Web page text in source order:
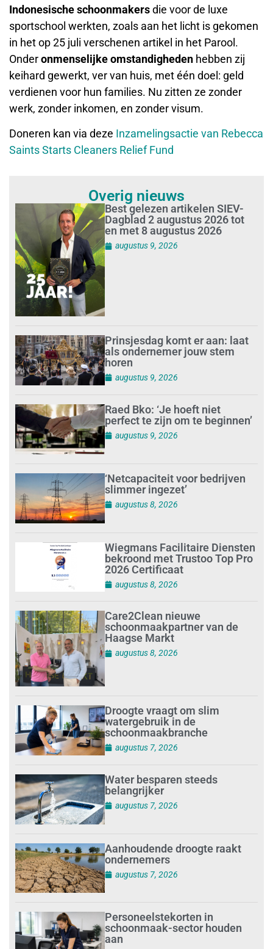
Indonesische schoonmakersdie voor de luxe
sportschool werkten, zoals aan het licht is gekomen
in het op 25 juli verschenen artikel in het Parool.
Onderonmenselijke omstandigheden hebben zij
keihard gewerkt, ver van huis, met één doel: geld
verdienen voor hun families. Nu zitten ze zonder
werk, zonder inkomen, en zonder visum.
Doneren kan via deze Inzamelingsactie van Rebecca
Saints Starts Cleaners Relief Fund
Overig nieuws
Best gelezen artikelen SIEV-
Dagblad 2 augustus 2026 tot
en met 8 augustus 2026
augustus 9, 2026
Prinsjesdag komt er aan: laat
als ondernemer jouw stem
horen
augustus 9, 2026
Raed Bko: ‘Je hoeft niet
perfect te zijn om te beginnen’
augustus 9, 2026
‘Netcapaciteit voor bedrijven
slimmer ingezet’
augustus 8, 2026
Wiegmans Facilitaire Diensten
bekroond met Trustoo Top Pro
2026 Certificaat
augustus 8, 2026
Care2Clean nieuwe
schoonmaakpartner van de
Haagse Markt
augustus 8, 2026
Droogte vraagt om slim
watergebruik in de
schoonmaakbranche
augustus 7, 2026
Water besparen steeds
belangrijker
augustus 7, 2026
Aanhoudende droogte raakt
ondernemers
augustus 7, 2026
Personeelstekorten in
schoonmaak-sector houden
aan